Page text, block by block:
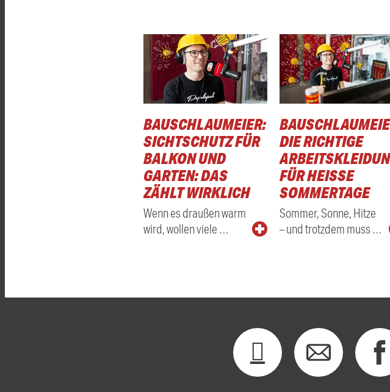
BAUSCHLAUMEIER:
SICHTSCHUTZ FÜR
BALKON UND
GARTEN: DAS
ZÄHLT WIRKLICH
Wenn es draußen warm
wird, wollen viele …
DIE RICHTIGE
FÜR HEISSE S
OMMERTAGE
Sommer, Sonne, Hitze
– und trotzdem muss …